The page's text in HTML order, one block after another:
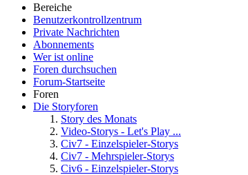
Bereiche
Benutzerkontrollzentrum
Private Nachrichten
Abonnements
Wer ist online
Foren durchsuchen
Forum-Startseite
Foren
Die Storyforen
Story des Monats
Video-Storys - Let's Play ...
Civ7 - Einzelspieler-Storys
Civ7 - Mehrspieler-Storys
Civ6 - Einzelspieler-Storys